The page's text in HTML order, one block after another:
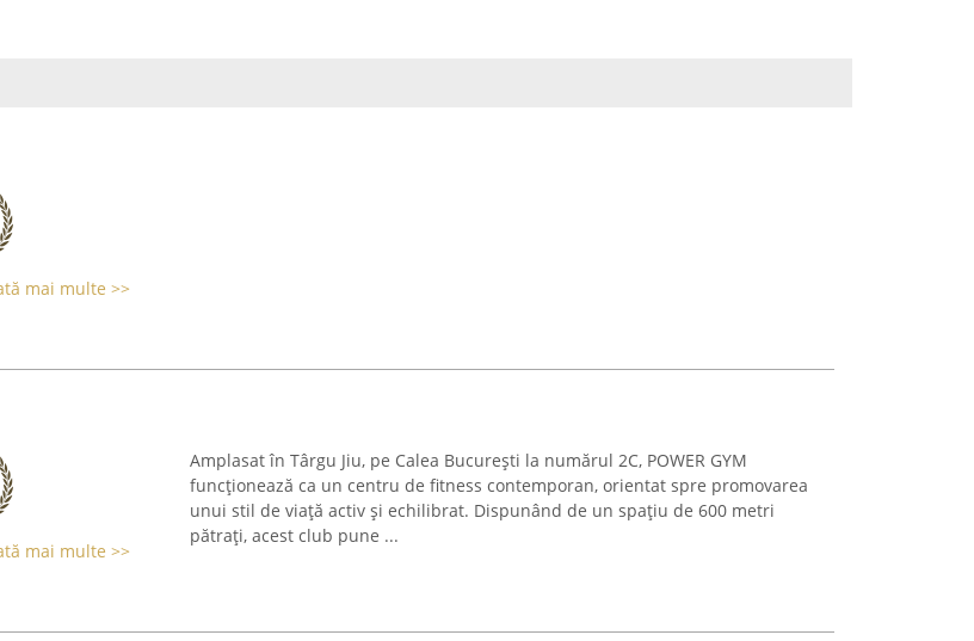
mai multe >>
mai multe >>
Amplasat în Târgu Jiu, pe Calea București la numărul 2C, POWER GYM
funcționează ca un centru de fitness contemporan, orientat spre promovarea
unui stil de viață activ și echilibrat. Dispunând de un spațiu de 600 metri
pătrați, acest club pune ...